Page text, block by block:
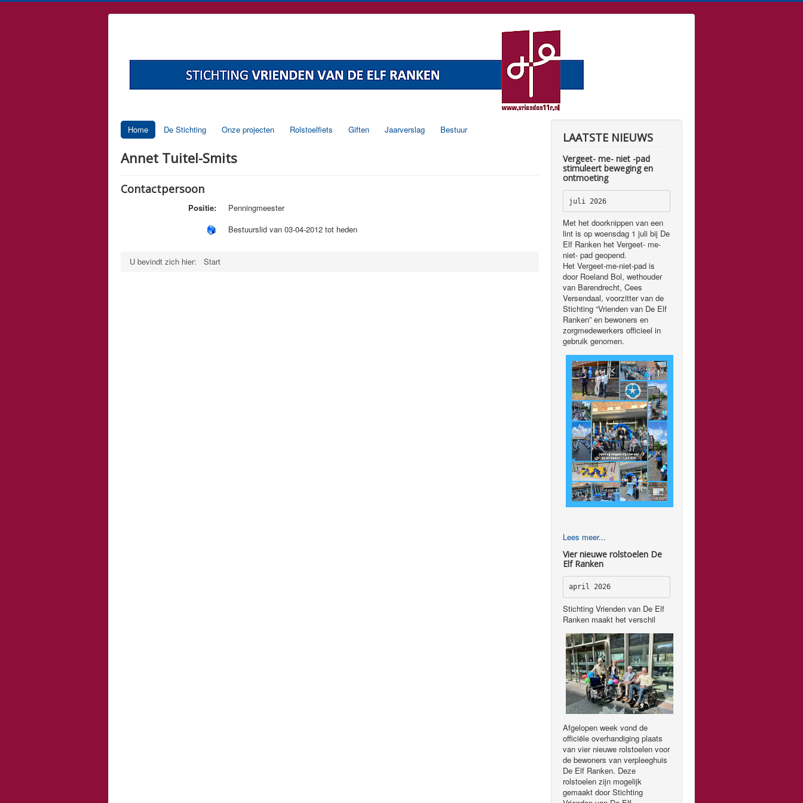
Home De Stichting Onze projecten Rolstoelfiets Giften Jaarverslag Bestuur
Annet Tuitel-Smits
Contactpersoon
Positie:
Penningmeester
Bestuurslid van 03-04-2012 tot heden
U bevindt zich hier: Start
LAATSTE NIEUWS
Vergeet- me- niet -pad
stimuleert beweging en
ontmoeting
juli 2026
Met het doorknippen van een
lint is op woensdag 1 juli bij De
Elf Ranken het Vergeet- me-
niet- pad geopend.
Het Vergeet-me-niet-pad is
door Roeland Bol, wethouder
van Barendrecht, Cees
Versendaal, voorzitter van de
Stichting “Vrienden van De Elf
Ranken” en bewoners en
zorgmedewerkers officieel in
gebruik genomen.
Lees meer...
Vier nieuwe rolstoelen De
Elf Ranken
april 2026
Stichting Vrienden van De Elf
Ranken maakt het verschil
Afgelopen week vond de
officiële overhandiging plaats
van vier nieuwe rolstoelen voor
de bewoners van verpleeghuis
De Elf Ranken. Deze
rolstoelen zijn mogelijk
gemaakt door Stichting